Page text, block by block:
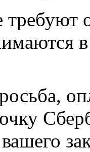
требуют